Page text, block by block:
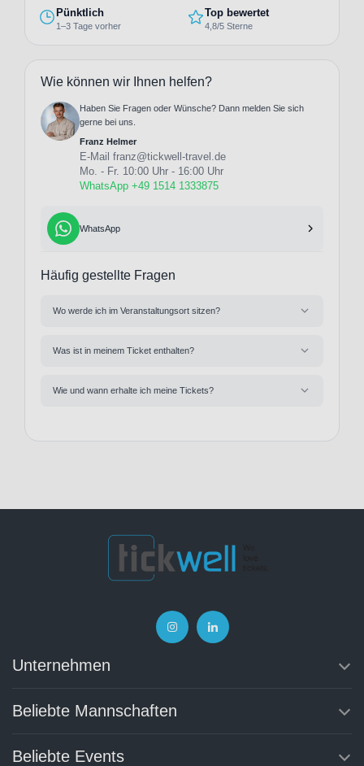
Pünktlich
1–3 Tage vorher
Top bewertet
4,8/5 Sterne
Wie können wir Ihnen helfen?
Haben Sie Fragen oder Wünsche? Dann melden Sie sich
gerne bei uns.
Franz Helmer
E-Mail franz@tickwell-travel.de
Mo. - Fr. 10:00 Uhr - 16:00 Uhr
WhatsApp +49 1514 1333875
WhatsApp
Häufig gestellte Fragen
Wo werde ich im Veranstaltungsort sitzen?
Was ist in meinem Ticket enthalten?
Wie und wann erhalte ich meine Tickets?
Unternehmen
Beliebte Mannschaften
Beliebte Events